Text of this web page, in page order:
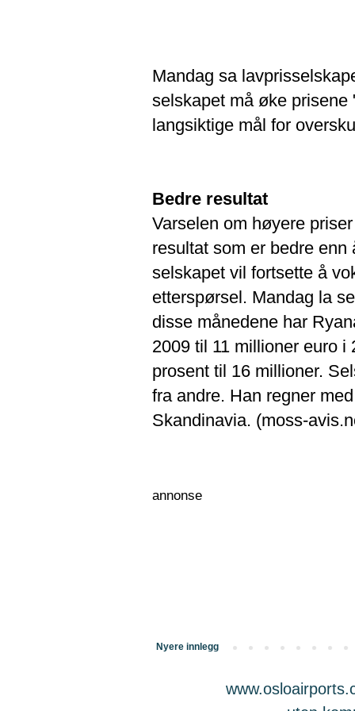
Mandag sa
selskapet må øke
langsiktige mål for
Bedre resultat
Varselen om høyere
resultat som er bedre
selskapet vil fortsette å
etterspørsel. Mandag la
disse månedene har
2009 til 11 millioner euro
prosent til 16 millioner.
fra andre. Han regner
Skandinavia. (moss-
annonse
Nyere innlegg